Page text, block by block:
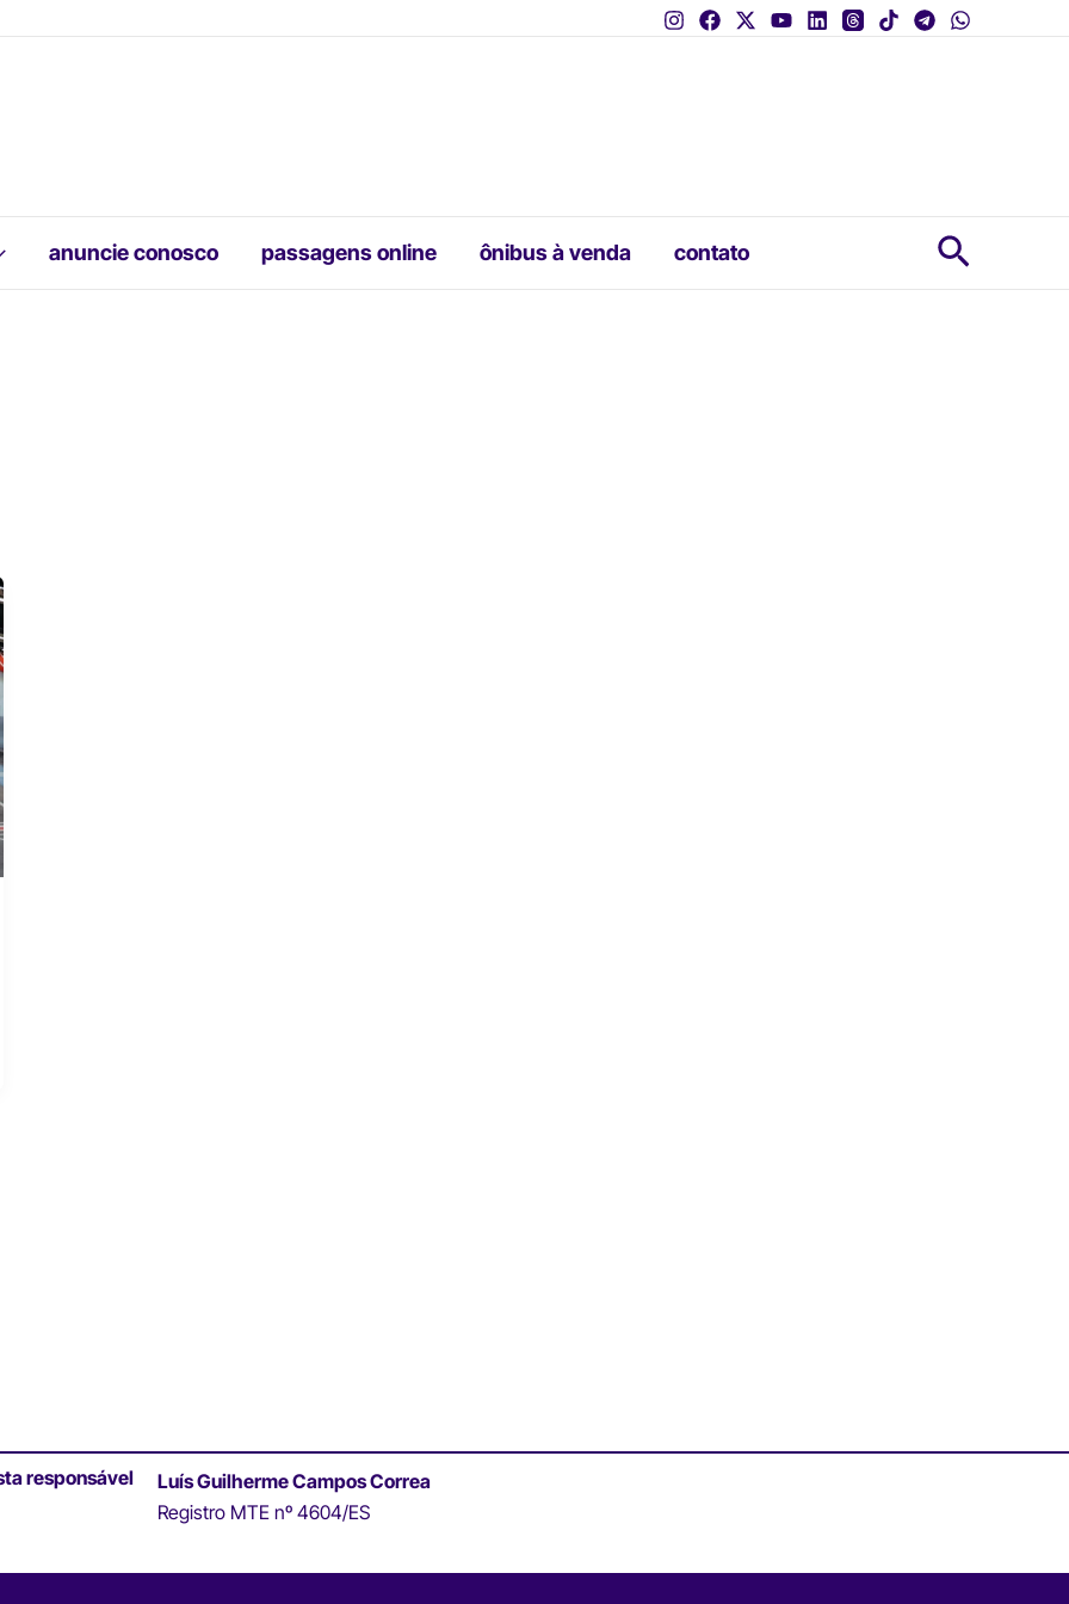
anuncie conosco passagens online ônibus à venda contato
responsável
Luís Guilherme Campos Correa
Registro MTE nº 4604/ES